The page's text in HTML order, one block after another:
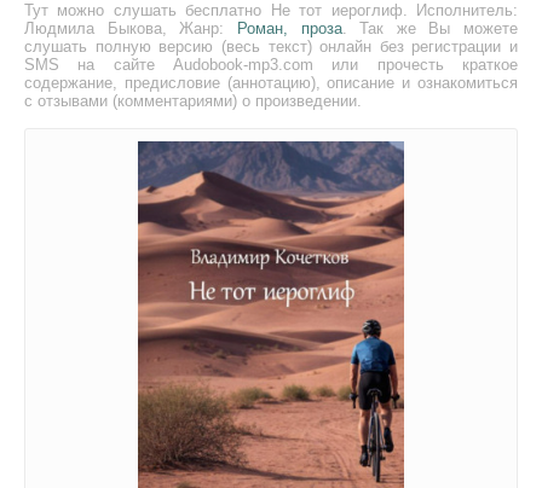
Тут можно слушать бесплатно Не тот иероглиф. Исполнитель:
Людмила Быкова, Жанр:
Роман, проза. Так же Вы можете
слушать полную версию (весь текст) онлайн без регистрации и
SMS на сайте Audobook-mp3.com или прочесть краткое
содержание, предисловие (аннотацию), описание и ознакомиться
с отзывами (комментариями) о произведении.